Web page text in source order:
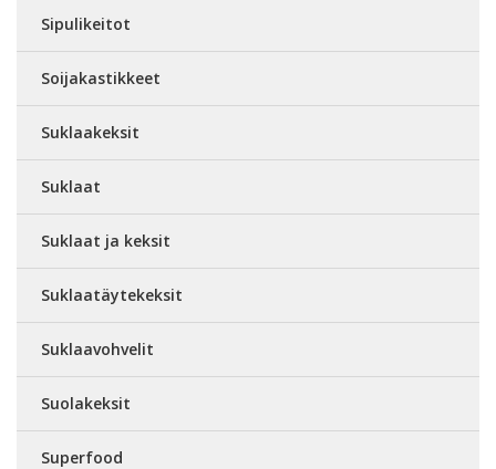
Sipulikeitot
Soijakastikkeet
Suklaakeksit
Suklaat
Suklaat ja keksit
Suklaatäytekeksit
Suklaavohvelit
Suolakeksit
Superfood